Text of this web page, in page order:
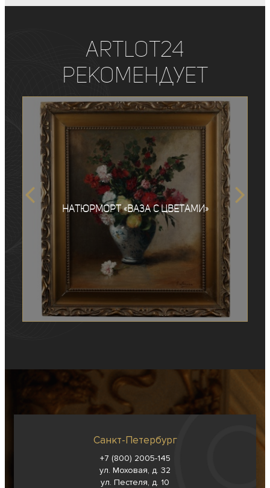
ArtLot24
рекомендует
Натюрморт «Ваза с цветами»
Санкт-Петербург
+7 (800) 2005-145
ул. Моховая, д. 32
ул. Пестеля, д. 10